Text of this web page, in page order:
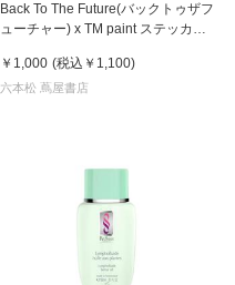
Back To The Future(バックトゥザフ
ューチャー) x TM paint ステッカー
￥1,000 (税込 ￥1,100)
六本松 蔦屋書店